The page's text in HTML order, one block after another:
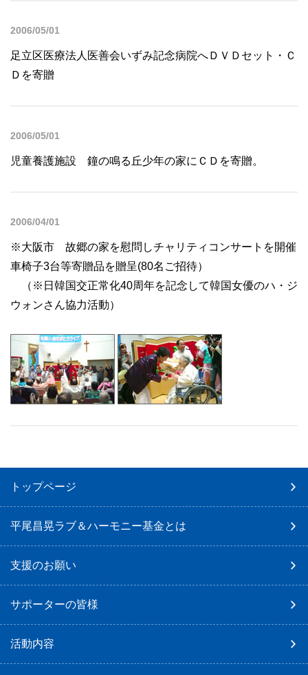
2006/05/01
足立区医療法人医善会いずみ記念病院へＤＶＤセット・Ｃ
Ｄを寄贈
2006/05/01
児童養護施設 鐘の鳴る丘少年の家にＣＤを寄贈。
2006/04/01
※大阪市 故郷の家を慰問しチャリティコンサートを開催
車椅子3台等寄贈品を贈呈(80名ご招待）
（※日韓国交正常化40周年を記念して韓国女優のハ・ジ
ウォンさん協力活動）
トップページ
平尾昌晃ラブ＆ハーモニー基金とは
支援のお願い
サポーターの皆様
活動内容